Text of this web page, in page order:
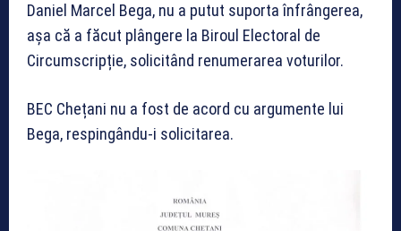
Daniel Marcel Bega, nu a putut suporta înfrângerea,
așa că a făcut plângere la Biroul Electoral de
Circumscripție, solicitând renumerarea voturilor.
BEC Chețani nu a fost de acord cu argumente lui
Bega, respingându-i solicitarea.